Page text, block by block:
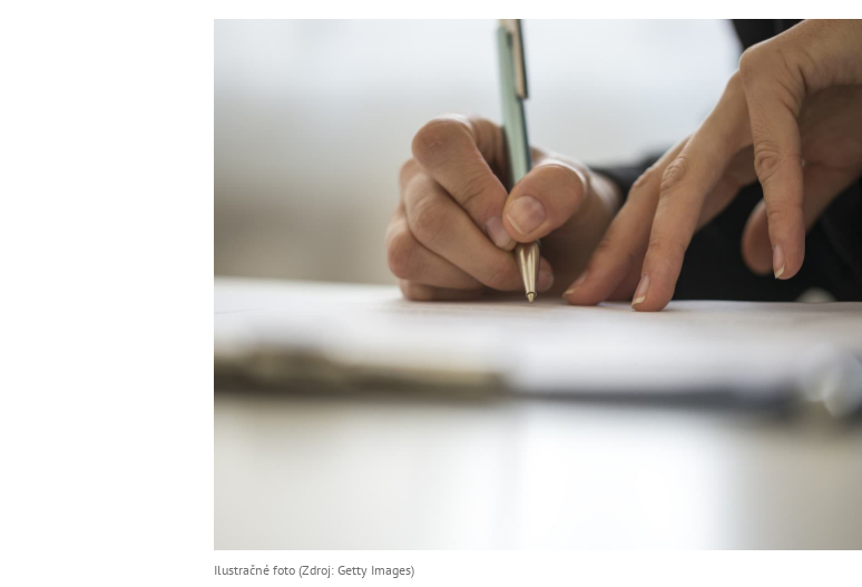
Ilustračné foto (Zdroj: Getty Images)